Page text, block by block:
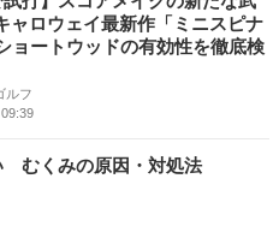
ャロウェイ最新作「ミニスピナ
ョートウッドの有効性を徹底検
ルフ
むくみの原因・対処法